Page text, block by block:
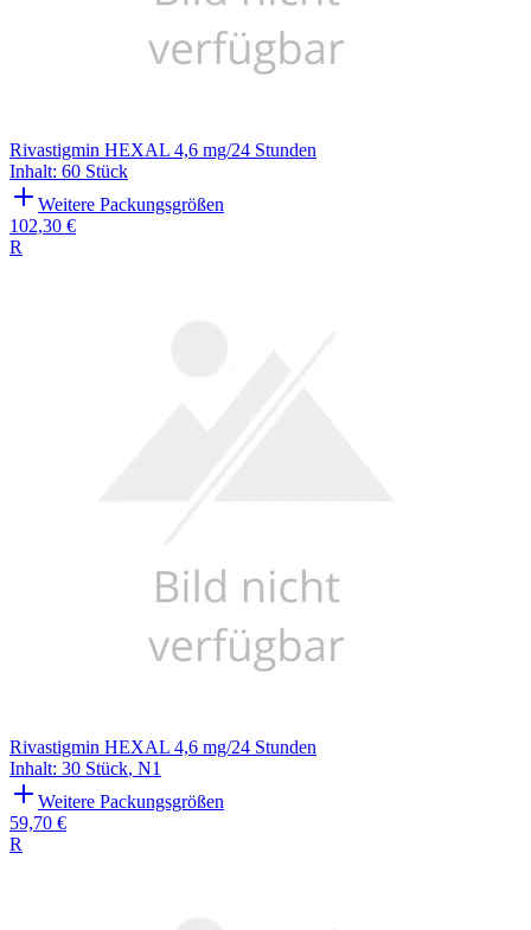
Rivastigmin HEXAL 4,6 mg/24 Stunden
Inhalt: 60 Stück
Weitere Packungsgrößen
102,30 €
R
Rivastigmin HEXAL 4,6 mg/24 Stunden
Inhalt: 30 Stück, N1
Weitere Packungsgrößen
59,70 €
R